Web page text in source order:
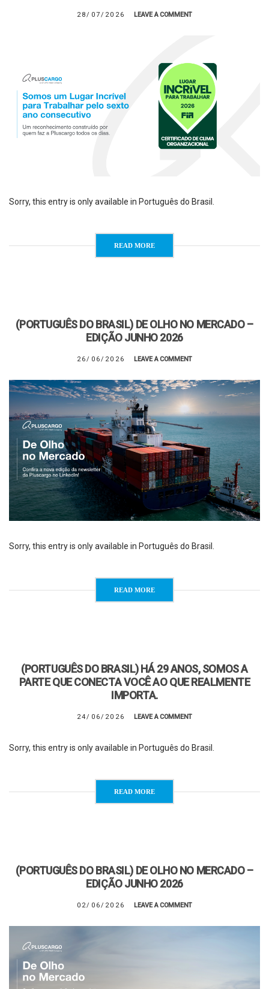
28/07/2026 LEAVE A COMMENT
Sorry, this entry is only available in Português do Brasil.
READ MORE
(PORTUGUÊS DO BRASIL) DE OLHO NO MERCADO –
EDIÇÃO JUNHO 2026
26/06/2026 LEAVE A COMMENT
Sorry, this entry is only available in Português do Brasil.
READ MORE
(PORTUGUÊS DO BRASIL) HÁ 29 ANOS, SOMOS A
PARTE QUE CONECTA VOCÊ AO QUE REALMENTE
IMPORTA.
24/06/2026 LEAVE A COMMENT
Sorry, this entry is only available in Português do Brasil.
READ MORE
(PORTUGUÊS DO BRASIL) DE OLHO NO MERCADO –
EDIÇÃO JUNHO 2026
02/06/2026 LEAVE A COMMENT